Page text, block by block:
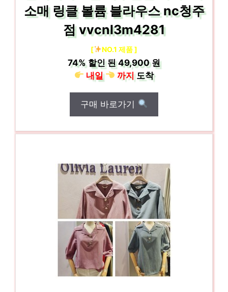
소매 링클 볼륨 블라우스 nc청주
점 vvcnl3m4281
[ NO.1 제품 ]
74% 할인 된49,900 원
내일
까지도착
구매 바로가기